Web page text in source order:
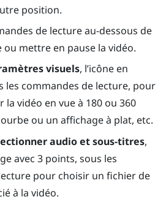
position.
de lecture au-dessous de
mettre en pause la vidéo.
visuels, l’icône en
les commandes de lecture, pour
vidéo en vue à 180 ou 360
ou un affichage à plat, etc.
audio et sous-titres,
avec 3 points, sous les
pour choisir un fichier de
à la vidéo.